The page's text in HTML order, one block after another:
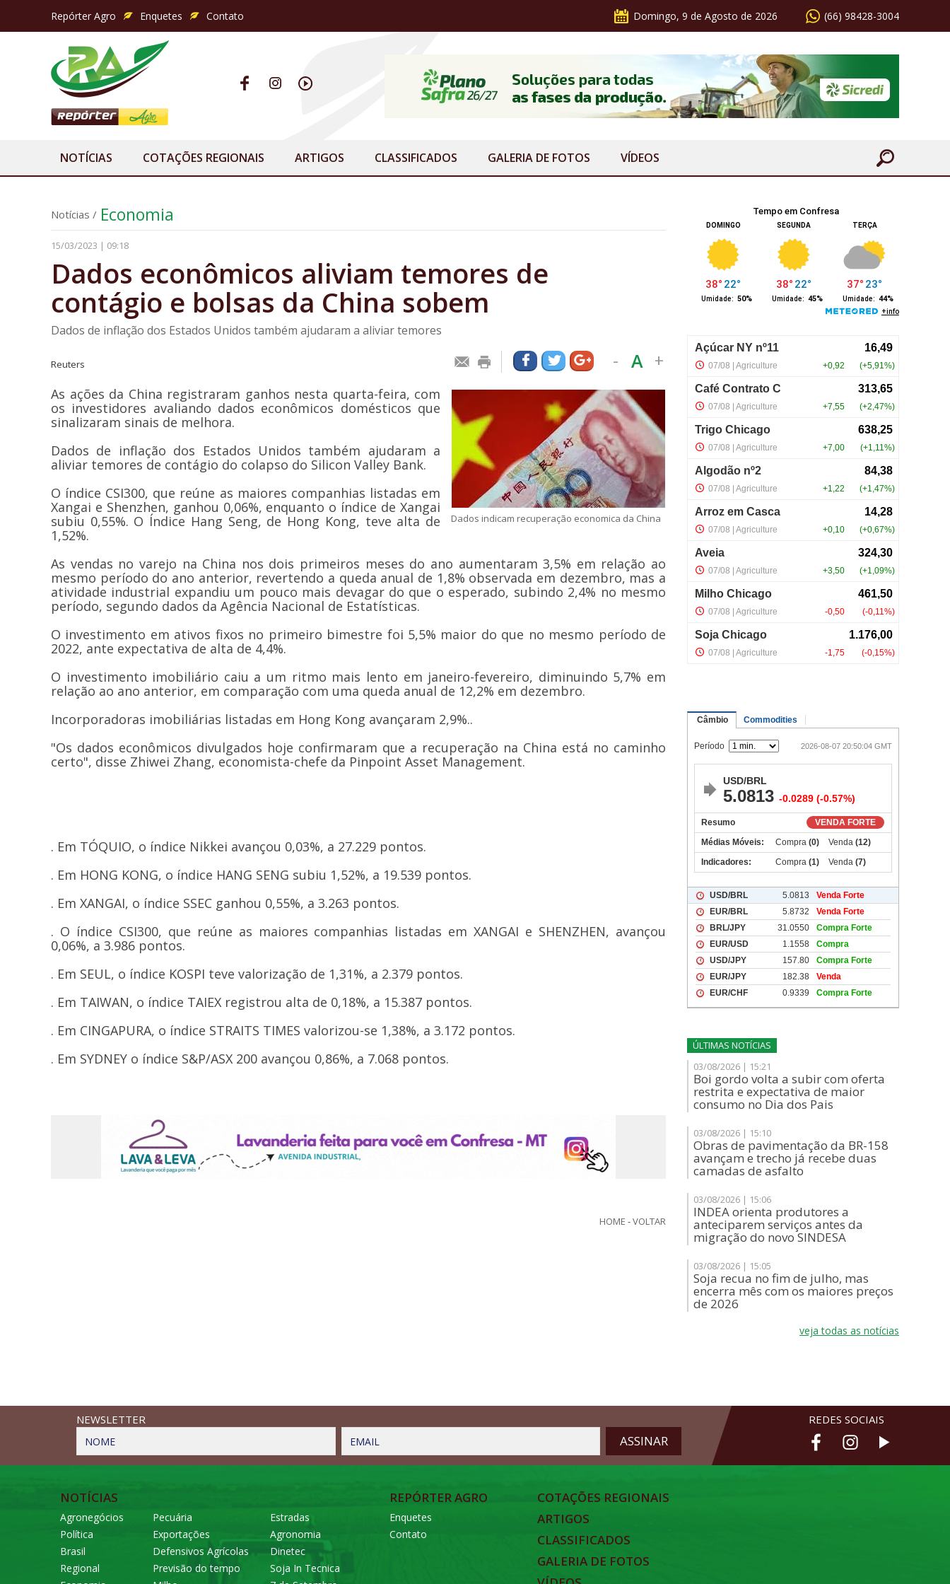
Domingo, 9 de Agosto de 2026 (66) 98428-3004
Repórter Agro Enquetes Contato
NOTÍCIAS COTAÇÕES REGIONAIS ARTIGOS CLASSIFICADOS GALERIA DE FOTOS VÍDEOS
Notícias / Economia
15/03/2023 | 09:18
Dados econômicos aliviam temores de
contágio e bolsas da China sobem
Dados de inflação dos Estados Unidos também ajudaram a aliviar temores
Reuters - A +
Dados indicam recuperação economica da China
As ações da China registraram ganhos nesta quarta-feira, com
os investidores avaliando dados econômicos domésticos que
sinalizaram sinais de melhora.
Dados de inflação dos Estados Unidos também ajudaram a
aliviar temores de contágio do colapso do Silicon Valley Bank.
O índice CSI300, que reúne as maiores companhias listadas em
Xangai e Shenzhen, ganhou 0,06%, enquanto o índice de Xangai
subiu 0,55%. O Índice Hang Seng, de Hong Kong, teve alta de
1,52%.
As vendas no varejo na China nos dois primeiros meses do ano aumentaram 3,5% em relação ao
mesmo período do ano anterior, revertendo a queda anual de 1,8% observada em dezembro, mas a
atividade industrial expandiu um pouco mais devagar do que o esperado, subindo 2,4% no mesmo
período, segundo dados da Agência Nacional de Estatísticas.
O investimento em ativos fixos no primeiro bimestre foi 5,5% maior do que no mesmo período de
2022, ante expectativa de alta de 4,4%.
O investimento imobiliário caiu a um ritmo mais lento em janeiro-fevereiro, diminuindo 5,7% em
relação ao ano anterior, em comparação com uma queda anual de 12,2% em dezembro.
Incorporadoras imobiliárias listadas em Hong Kong avançaram 2,9%..
"Os dados econômicos divulgados hoje confirmaram que a recuperação na China está no caminho
certo", disse Zhiwei Zhang, economista-chefe da Pinpoint Asset Management.
. Em TÓQUIO, o índice Nikkei avançou 0,03%, a 27.229 pontos.
. Em HONG KONG, o índice HANG SENG subiu 1,52%, a 19.539 pontos.
. Em XANGAI, o índice SSEC ganhou 0,55%, a 3.263 pontos.
. O índice CSI300, que reúne as maiores companhias listadas em XANGAI e SHENZHEN, avançou
0,06%, a 3.986 pontos.
. Em SEUL, o índice KOSPI teve valorização de 1,31%, a 2.379 pontos.
. Em TAIWAN, o índice TAIEX registrou alta de 0,18%, a 15.387 pontos.
. Em CINGAPURA, o índice STRAITS TIMES valorizou-se 1,38%, a 3.172 pontos.
. Em SYDNEY o índice S&P/ASX 200 avançou 0,86%, a 7.068 pontos.
HOME -VOLTAR
ÚLTIMAS NOTÍCIAS
03/08/2026 | 15:21
Boi gordo volta a subir com oferta
restrita e expectativa de maior
consumo no Dia dos Pais
03/08/2026 | 15:10
Obras de pavimentação da BR-158
avançam e trecho já recebe duas
camadas de asfalto
03/08/2026 | 15:06
INDEA orienta produtores a
anteciparem serviços antes da
migração do novo SINDESA
03/08/2026 | 15:05
Soja recua no fim de julho, mas
encerra mês com os maiores preços
de 2026
veja todas as notícias
REDES SOCIAIS
NEWSLETTER
NOME EMAIL
NOTÍCIAS
Agronegócios
Política
Brasil
Regional
Pecuária
Exportações
Defensivos Agrícolas
Previsão do tempo
Estradas
Agronomia
Dinetec
Soja In Tecnica
REPÓRTER AGRO
Enquetes
Contato
COTAÇÕES REGIONAIS
ARTIGOS
CLASSIFICADOS
GALERIA DE FOTOS